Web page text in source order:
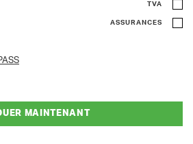
TVA
ASSURANCES
MAINTENANT